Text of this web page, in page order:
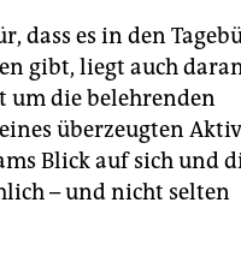
dass es in den
gibt, liegt auch
um die belehrenden
überzeugten
Blick auf sich und
– und nicht selten